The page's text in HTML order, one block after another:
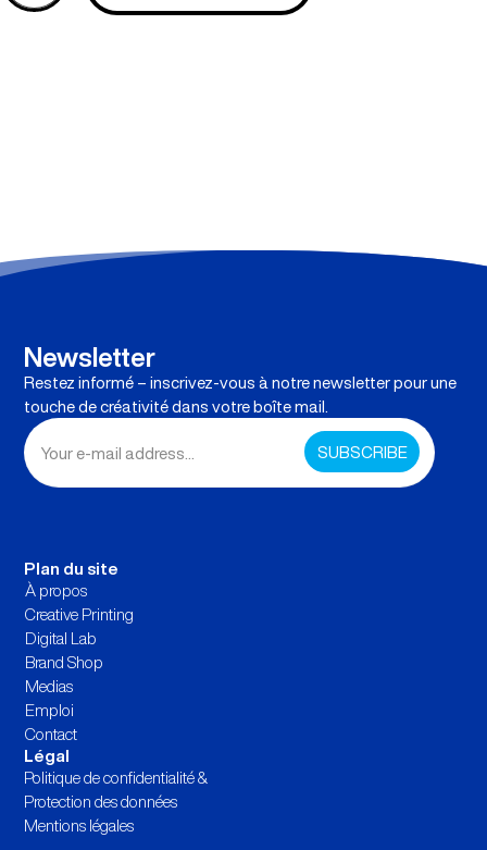
Newsletter
Restez informé – inscrivez-vous à notre newsletter pour une
touche de créativité dans votre boîte mail.
Plan du site
À propos
Creative Printing
Digital Lab
Brand Shop
Medias
Emploi
Contact
Légal
Politique de confidentialité &
Protection des données
Mentions légales